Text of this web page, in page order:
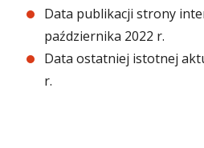
Gala Dostępności
Data publikacji strony
października 2022 r.
Data ostatniej istotnej
r.